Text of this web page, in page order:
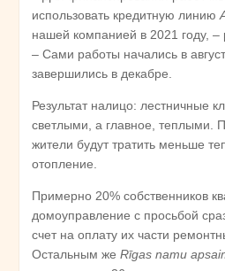
использовать кредитную линию
нашей компанией в 2021 году, –
– Сами работы начались в
завершились в декабре.
Результат налицо: лестничные
светлыми, а главное, теплыми.
жители будут тратить меньше
отопление.
Примерно 20% собственников
домоуправление с просьбой
счет на оплату их части
Остальным же Rīgas namu